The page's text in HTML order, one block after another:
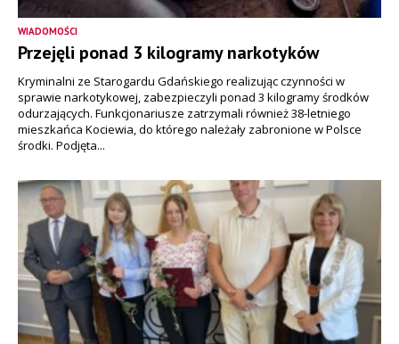
WIADOMOŚCI
Przejęli ponad 3 kilogramy narkotyków
Kryminalni ze Starogardu Gdańskiego realizując czynności w
sprawie narkotykowej, zabezpieczyli ponad 3 kilogramy środków
odurzających. Funkcjonariusze zatrzymali również 38-letniego
mieszkańca Kociewia, do którego należały zabronione w Polsce
środki. Podjęta...